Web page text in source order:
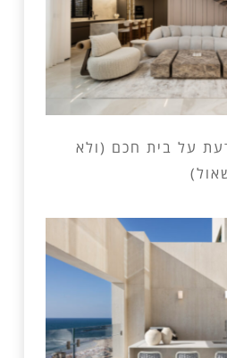
על בית חכם (ולא